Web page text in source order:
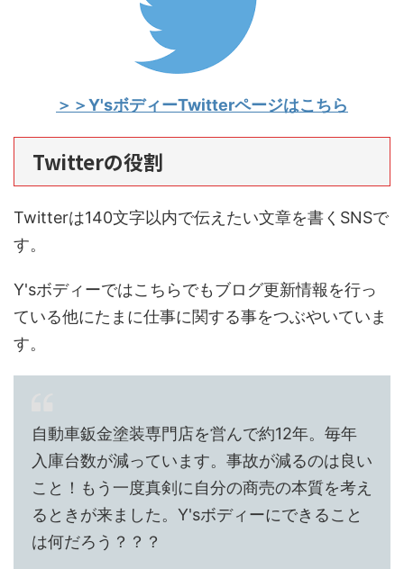
＞＞Y'sボディーTwitterページはこちら
Twitterの役割
Twitterは140文字以内で伝えたい文章を書くSNSで
す。
Y'sボディーではこちらでもブログ更新情報を行っ
ている他にたまに仕事に関する事をつぶやいていま
す。
自動車鈑金塗装専門店を営んで約12年。毎年
入庫台数が減っています。事故が減るのは良い
こと！もう一度真剣に自分の商売の本質を考え
るときが来ました。Y'sボディーにできること
は何だろう？？？